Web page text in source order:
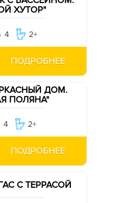
ХУТОР"
4 2+
ПОДРОБНЕЕ
ДОМ.
ПОЛЯНА"
4 2+
ПОДРОБНЕЕ
С ТЕРРАСОЙ